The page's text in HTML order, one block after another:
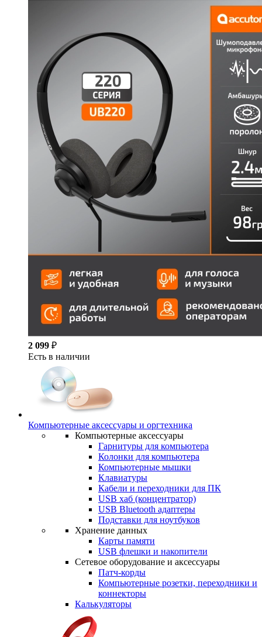
2 099 ₽
Есть в наличии
Компьютерные аксессуары и оргтехника
Компьютерные аксессуары
Гарнитуры для компьютера
Колонки для компьютера
Компьютерные мышки
Клавиатуры
Кабели и переходники для ПК
USB хаб (концентратор)
USB Bluetooth адаптеры
Подставки для ноутбуков
Хранение данных
Карты памяти
USB флешки и накопители
Сетевое оборудование и аксессуары
Патч-корды
Компьютерные розетки, переходники и
коннекторы
Калькуляторы